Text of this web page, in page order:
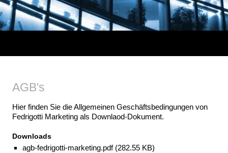
AGB's
Hier finden Sie die Allgemeinen Geschäftsbedingungen von
Fedrigotti Marketing als Downlaod-Dokument.
Downloads
agb-fedrigotti-marketing.pdf (282.55 KB)